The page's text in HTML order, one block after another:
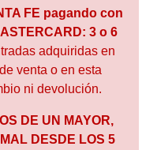
FE pagando con
3 o 6
adquiridas en
venta o en esta
ni devolución.
DE UN MAYOR,
DESDE LOS 5